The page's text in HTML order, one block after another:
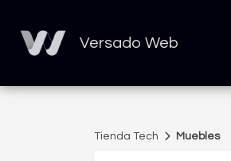
Versado Web
Tienda Tech Muebles